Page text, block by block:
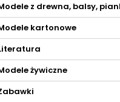
z drewna, balsy,
kartonowe
żywiczne